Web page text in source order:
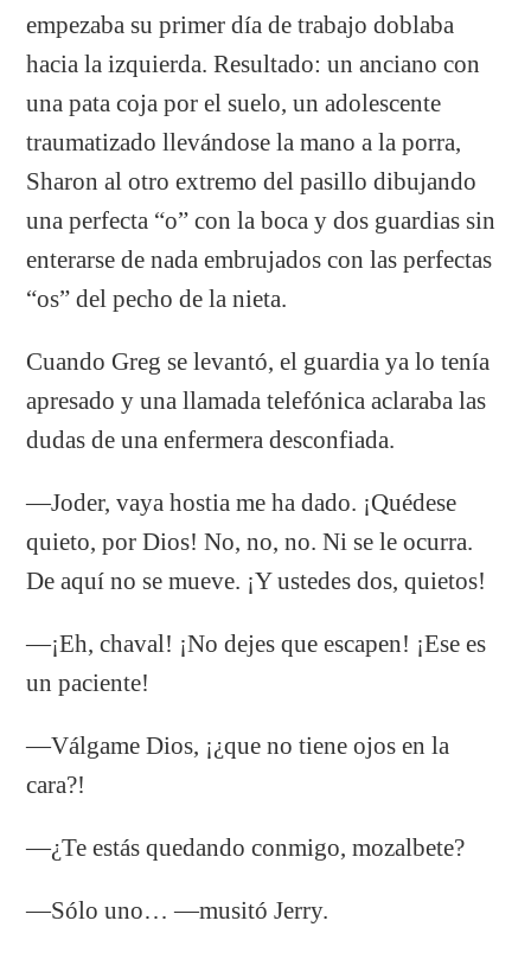
empezaba su primer día de trabajo doblaba
hacia la izquierda. Resultado: un anciano con
una pata coja por el suelo, un adolescente
traumatizado llevándose la mano a la porra,
Sharon al otro extremo del pasillo dibujando
una perfecta “o” con la boca y dos guardias sin
enterarse de nada embrujados con las perfectas
“os” del pecho de la nieta.
Cuando Greg se levantó, el guardia ya lo tenía
apresado y una llamada telefónica aclaraba las
dudas de una enfermera desconfiada.
—Joder, vaya hostia me ha dado. ¡Quédese
quieto, por Dios! No, no, no. Ni se le ocurra.
De aquí no se mueve. ¡Y ustedes dos, quietos!
—¡Eh, chaval! ¡No dejes que escapen! ¡Ese es
un paciente!
—Válgame Dios, ¡¿que no tiene ojos en la
cara?!
—¿Te estás quedando conmigo, mozalbete?
—Sólo uno… —musitó Jerry.